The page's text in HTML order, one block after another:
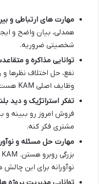
مهارت های ارتباطی و
همدلی، بیان واضح و
شخصیتی ضروریه.
توانایی مذاکره و
نفع، حل اختلاف نظرها و
وظایف اصلی KAM هست.
تفکر استراتژیک و دید
فروش امروز رو ببینه و
مشتری فکر کنه.
مهارت حل مسئله و
نوآورانه برای این چالش